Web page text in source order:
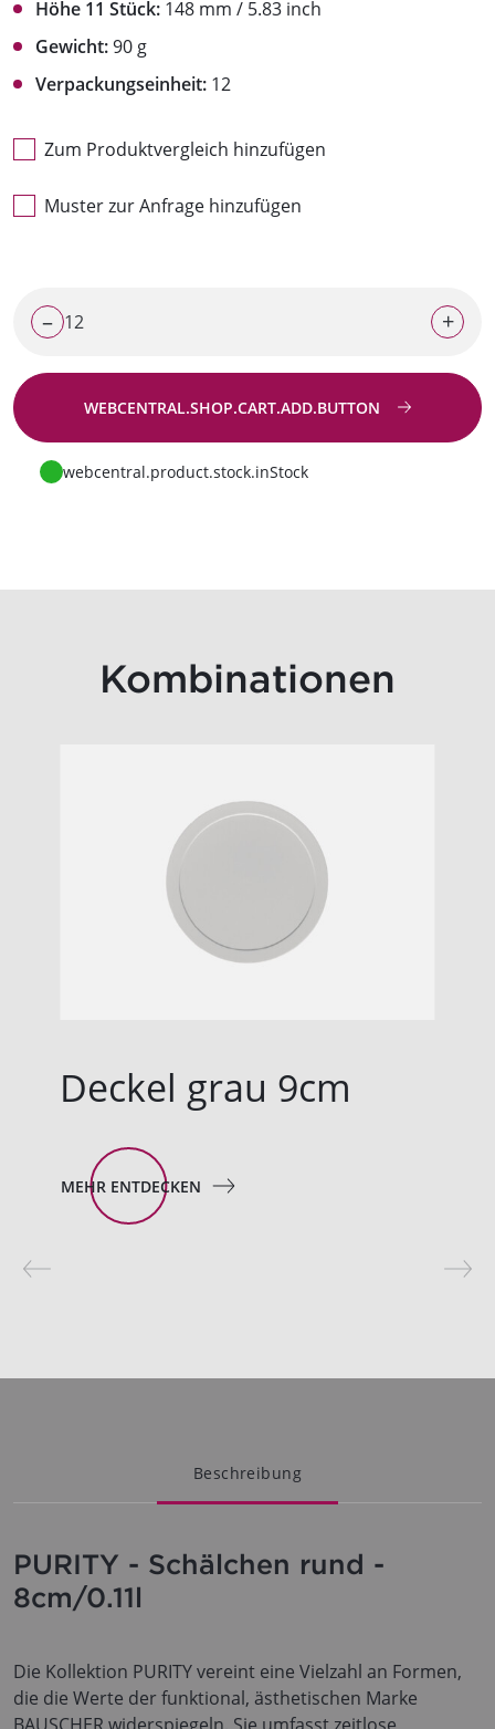
Höhe 11 Stück: 148 mm / 5.83 inch
Gewicht:90 g
Verpackungseinheit: 12
Zum Produktvergleich hinzufügen
Muster zur Anfrage hinzufügen
– +
WEBCENTRAL.SHOP.CART.ADD.BUTTON
Zur Anfrage
webcentral.product.stock.inStock
Kombinationen
Deckel grau 9cm
MEHR ENTDECKEN
Beschreibung
PURITY - Schälchen rund -
8cm/0.11l
Die Kollektion PURITY vereint eine Vielzahl an Formen,
die die Werte der funktional, ästhetischen Marke